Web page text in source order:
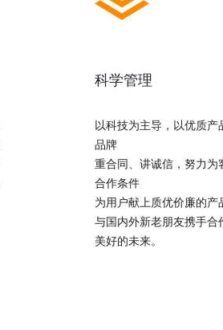
科学管理
以科技为主导，以优质产
品牌
重合同、讲诚信，努力为
合作条件
为用户献上质优价廉的产
与国内外新老朋友携手合
美好的未来。